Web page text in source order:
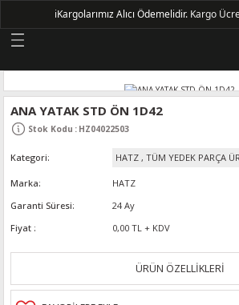
Geri Dön
ANA YATAK STD ÖN 1D42
Stok Kodu : HZ04022503
Kategori HATZ , TÜM YEDEK PARÇA
Marka
HATZ
Garanti Süresi
24 Ay
Fiyat
0,00 TL + KDV
ÜRÜN ÖZELLİKLERİ
ℹ️Kargolarımız Alıcı Ödemelidir. Kargo